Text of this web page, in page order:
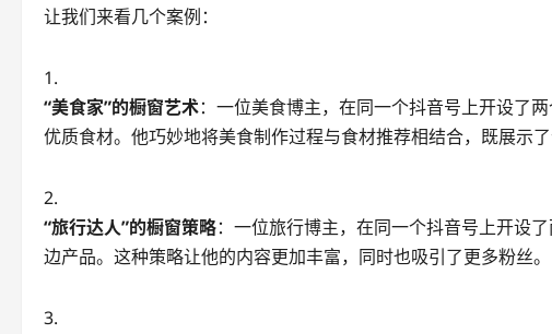
让我们来看几个案例：
“美食家”的橱窗艺术：一位美食博主，在同一个抖音号上开设了
优质食材。他巧妙地将美食制作过程与食材推荐相结合，既展示
“旅行达人”的橱窗策略：一位旅行博主，在同一个抖音号上开设
边产品。这种策略让他的内容更加丰富，同时也吸引了更多粉丝。